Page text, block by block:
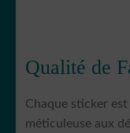
Qualité de
Chaque sticker
méticuleuse aux